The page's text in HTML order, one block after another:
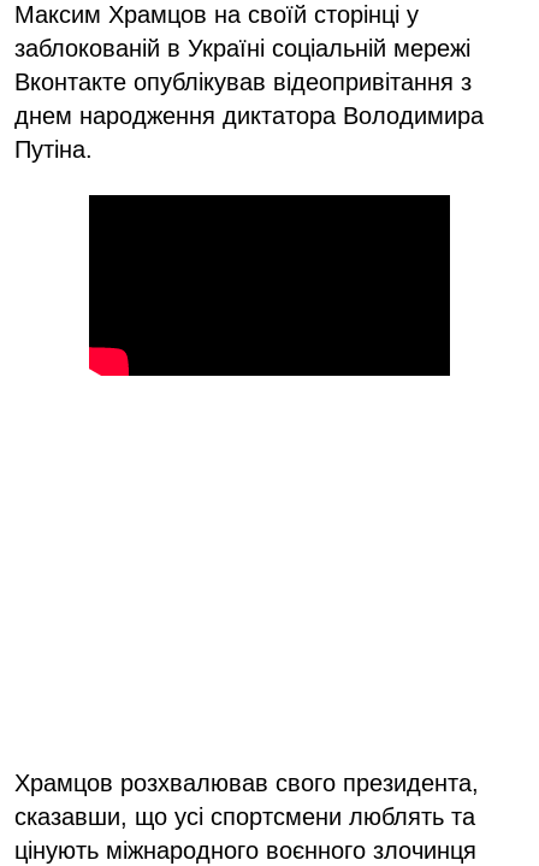
Максим Храмцов на своїй сторінці у
заблокованій в Україні соціальній мережі
Вконтакте опублікував відеопривітання з
днем народження диктатора Володимира
Путіна.
Храмцов розхвалював свого президента,
сказавши, що усі спортсмени люблять та
цінують міжнародного воєнного злочинця